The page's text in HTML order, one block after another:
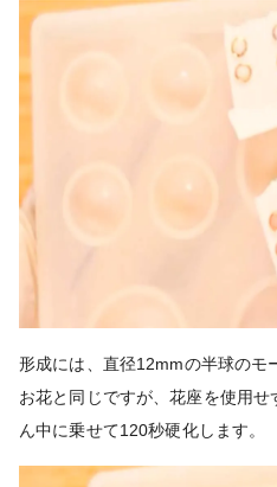
形成には、直径12mmの半球のモ
お花と同じですが、花座を使用
ん中に乗せて120秒硬化します。